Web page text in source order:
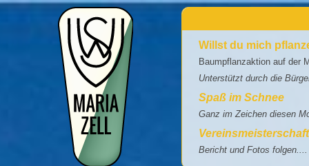
Direkt zum Inhalt
Willst du mich
Baumpflanzaktion auf der
Unterstützt durch die
Spaß im Schnee
Ganz im Zeichen diesen
Bericht und Fotos folgen....